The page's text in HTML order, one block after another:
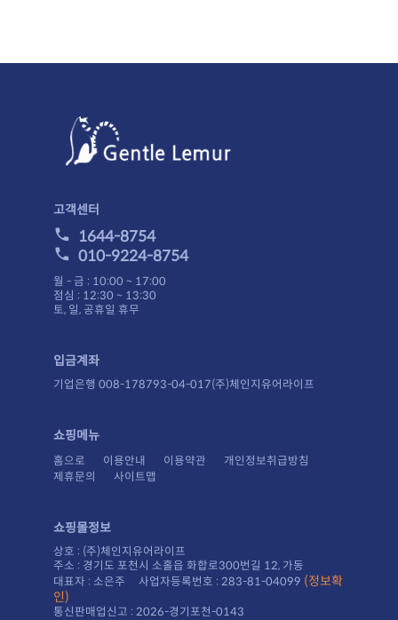
고객센터
1644-8754
010-9224-8754
월 - 금 : 10:00 ~ 17:00
점심 : 12:30 ~ 13:30
토, 일, 공휴일 휴무
입금계좌
기업은행 008-178793-04-017(주)체인지유어라이프
쇼핑메뉴
홈으로 이용안내 이용약관
개인정보취급방침
제휴문의
사이트맵
쇼핑몰정보
상호 : (주)체인지유어라이프
주소 : 경기도 포천시 소홀읍 화합로300번길 12, 가동
대표자 : 소은주 사업자등록번호 : 283-81-04099
인)
통신판매업신고 : 2026-경기포천-0143